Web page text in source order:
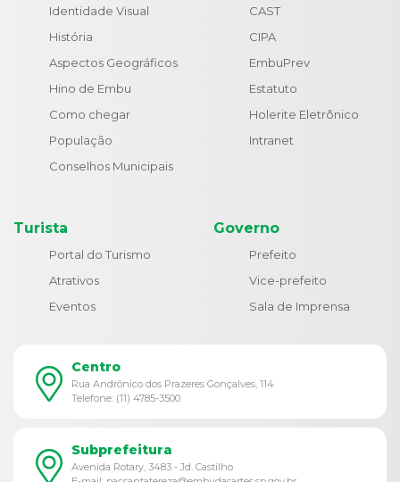
Identidade Visual
História
Aspectos Geográficos
Hino de Embu
Como chegar
População
Conselhos Municipais
CAST
CIPA
EmbuPrev
Estatuto
Holerite Eletrônico
Intranet
Turista
Portal do Turismo
Atrativos
Eventos
Governo
Prefeito
Vice-prefeito
Sala de Imprensa
Centro
Rua Andrônico dos Prazeres Gonçalves, 114
Telefone: (11) 4785-3500
Subprefeitura
Avenida Rotary, 3483 - Jd. Castilho